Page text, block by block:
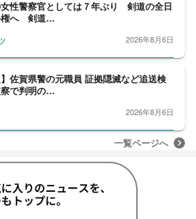
性警察官としては７年ぶり 剣道の全日
権へ 剣道…
2026年8月6日
】佐賀県警の元職員 証拠隠滅など追送検
で判明の…
2026年8月6日
一覧ページへ